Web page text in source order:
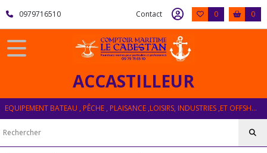
0979716510 Contact 0 0
ACCASTILLEUR
EQUIPEMENT BATEAU , PÊCHE , PLAISANCE ,LOISIRS, INDUSTRIES ,ET OFFSHORE